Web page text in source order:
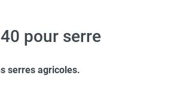
pour serre
serres agricoles.